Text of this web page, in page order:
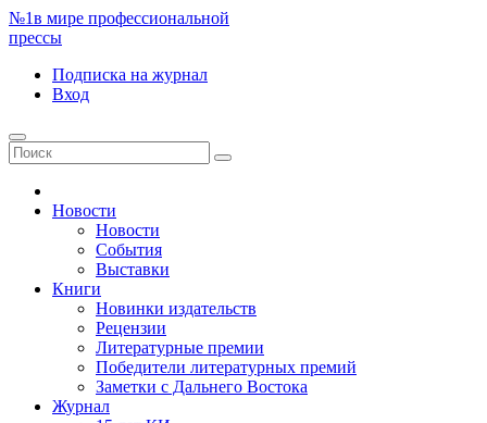
№1в мире профессиональной
прессы
Подписка на журнал
Вход
Новости
Новости
События
Выставки
Книги
Новинки издательств
Рецензии
Литературные премии
Победители литературных премий
Заметки с Дальнего Востока
Журнал